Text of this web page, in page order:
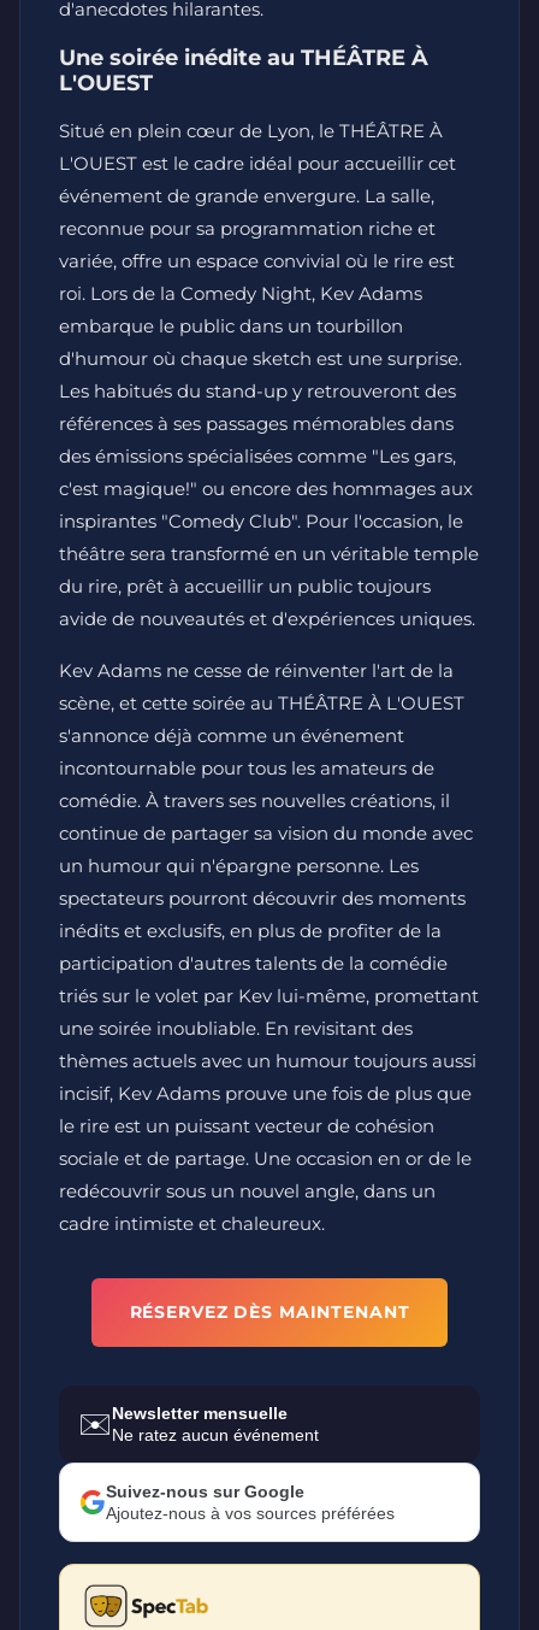
d'anecdotes hilarantes.
Une soirée inédite au THÉÂTRE À
L'OUEST
Situé en plein cœur de Lyon, le THÉÂTRE À
L'OUEST est le cadre idéal pour accueillir cet
événement de grande envergure. La salle,
reconnue pour sa programmation riche et
variée, offre un espace convivial où le rire est
roi. Lors de la Comedy Night, Kev Adams
embarque le public dans un tourbillon
d'humour où chaque sketch est une surprise.
Les habitués du stand-up y retrouveront des
références à ses passages mémorables dans
des émissions spécialisées comme "Les gars,
c'est magique!" ou encore des hommages aux
inspirantes "Comedy Club". Pour l'occasion, le
théâtre sera transformé en un véritable temple
du rire, prêt à accueillir un public toujours
avide de nouveautés et d'expériences uniques.
Kev Adams ne cesse de réinventer l'art de la
scène, et cette soirée au THÉÂTRE À L'OUEST
s'annonce déjà comme un événement
incontournable pour tous les amateurs de
comédie. À travers ses nouvelles créations, il
continue de partager sa vision du monde avec
un humour qui n'épargne personne. Les
spectateurs pourront découvrir des moments
inédits et exclusifs, en plus de profiter de la
participation d'autres talents de la comédie
triés sur le volet par Kev lui-même, promettant
une soirée inoubliable. En revisitant des
thèmes actuels avec un humour toujours aussi
incisif, Kev Adams prouve une fois de plus que
le rire est un puissant vecteur de cohésion
sociale et de partage. Une occasion en or de le
redécouvrir sous un nouvel angle, dans un
cadre intimiste et chaleureux.
RÉSERVEZ DÈS MAINTENANT
✉️Newsletter mensuelle
Ne ratez aucun événement
Suivez-nous sur Google
Ajoutez-nous à vos sources préférées